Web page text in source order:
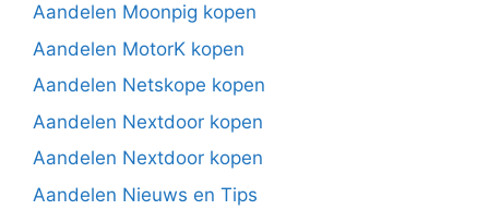
Aandelen Moonpig kopen
Aandelen MotorK kopen
Aandelen Netskope kopen
Aandelen Nextdoor kopen
Aandelen Nextdoor kopen
Aandelen Nieuws en Tips